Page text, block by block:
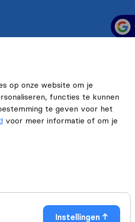
op onze website om je
functies te kunnen
te geven voor het
voor meer informatie of om je
Instellingen